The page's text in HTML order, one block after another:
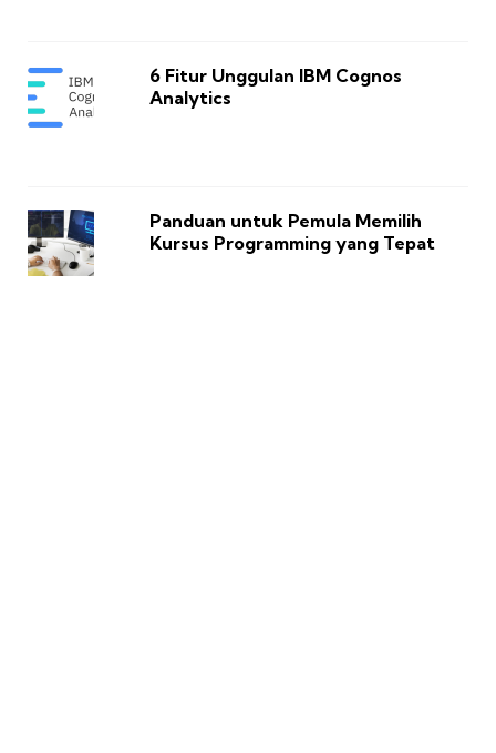
6 Fitur Unggulan IBM Cognos
Analytics
Panduan untuk Pemula Memilih
Kursus Programming yang Tepat